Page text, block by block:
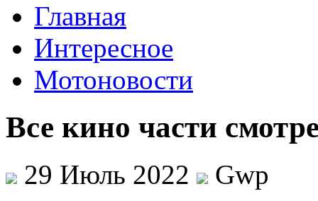
Главная
Интересное
Мотоновости
Все кино части
29 Июль 2022
Gwp